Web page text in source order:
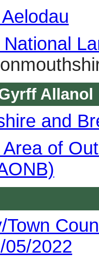
Allanol
and
of
Town
05/2022